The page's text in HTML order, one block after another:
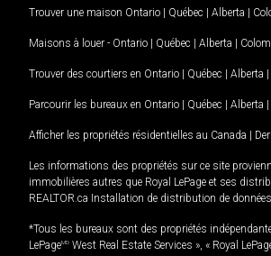
Trouver une maison Ontario | Québec | Alberta |
Maisons à louer - Ontario | Québec | Alberta |
Trouver des courtiers en Ontario | Québec | Alberta |
Parcourir les bureaux en Ontario | Québec | Alberta |
Afficher les propriétés résidentielles au Canada |
Les informations des propriétés sur ce site
immobilières autres que Royal LePage et ses
REALTOR.ca Installation de distribution de
*Tous les bureaux sont des propriétés
LePageMD West Real Estate Services », « Royal